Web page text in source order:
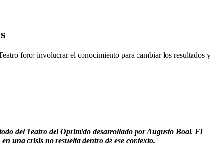
foro: involucrar el conocimiento para cambiar los resultados y
del Teatro del Oprimido desarrollado por Augusto Boal. El
una crisis no resuelta dentro de ese contexto.